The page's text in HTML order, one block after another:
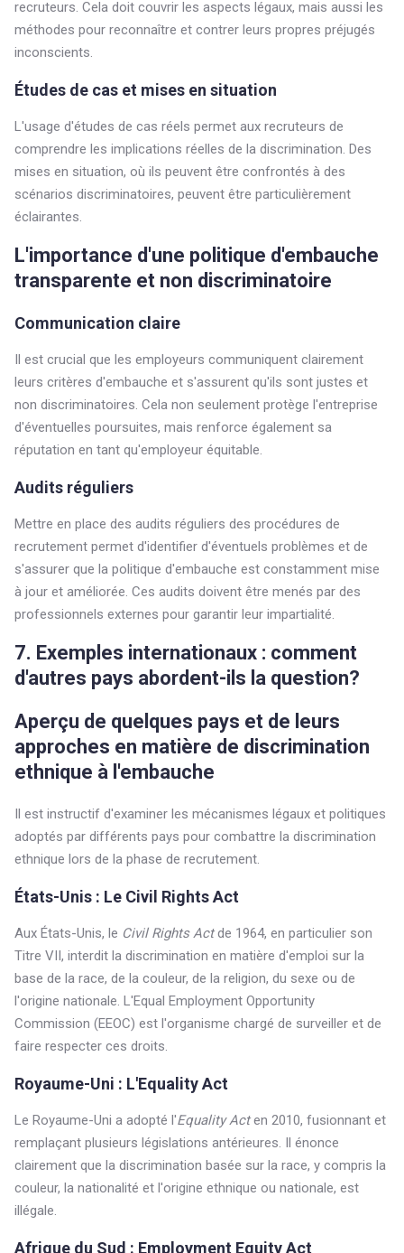
recruteurs. Cela doit couvrir les aspects légaux, mais aussi les
méthodes pour reconnaître et contrer leurs propres préjugés
inconscients.
Études de cas et mises en situation
L'usage d'études de cas réels permet aux recruteurs de
comprendre les implications réelles de la discrimination. Des
mises en situation, où ils peuvent être confrontés à des
scénarios discriminatoires, peuvent être particulièrement
éclairantes.
L'importance d'une politique d'embauche
transparente et non discriminatoire
Communication claire
Il est crucial que les employeurs communiquent clairement
leurs critères d'embauche et s'assurent qu'ils sont justes et
non discriminatoires. Cela non seulement protège l'entreprise
d'éventuelles poursuites, mais renforce également sa
réputation en tant qu'employeur équitable.
Audits réguliers
Mettre en place des audits réguliers des procédures de
recrutement permet d'identifier d'éventuels problèmes et de
s'assurer que la politique d'embauche est constamment mise
à jour et améliorée. Ces audits doivent être menés par des
professionnels externes pour garantir leur impartialité.
7. Exemples internationaux : comment
d'autres pays abordent-ils la question?
Aperçu de quelques pays et de leurs
approches en matière de discrimination
ethnique à l'embauche
Il est instructif d'examiner les mécanismes légaux et politiques
adoptés par différents pays pour combattre la discrimination
ethnique lors de la phase de recrutement.
États-Unis : Le Civil Rights Act
Aux États-Unis, le Civil Rights Actde 1964, en particulier son
Titre VII, interdit la discrimination en matière d'emploi sur la
base de la race, de la couleur, de la religion, du sexe ou de
l'origine nationale. L'Equal Employment Opportunity
Commission (EEOC) est l'organisme chargé de surveiller et de
faire respecter ces droits.
Royaume-Uni : L'Equality Act
Le Royaume-Uni a adopté l'Equality Acten 2010, fusionnant et
remplaçant plusieurs législations antérieures. Il énonce
clairement que la discrimination basée sur la race, y compris la
couleur, la nationalité et l'origine ethnique ou nationale, est
illégale.
Afrique du Sud : Employment Equity Act